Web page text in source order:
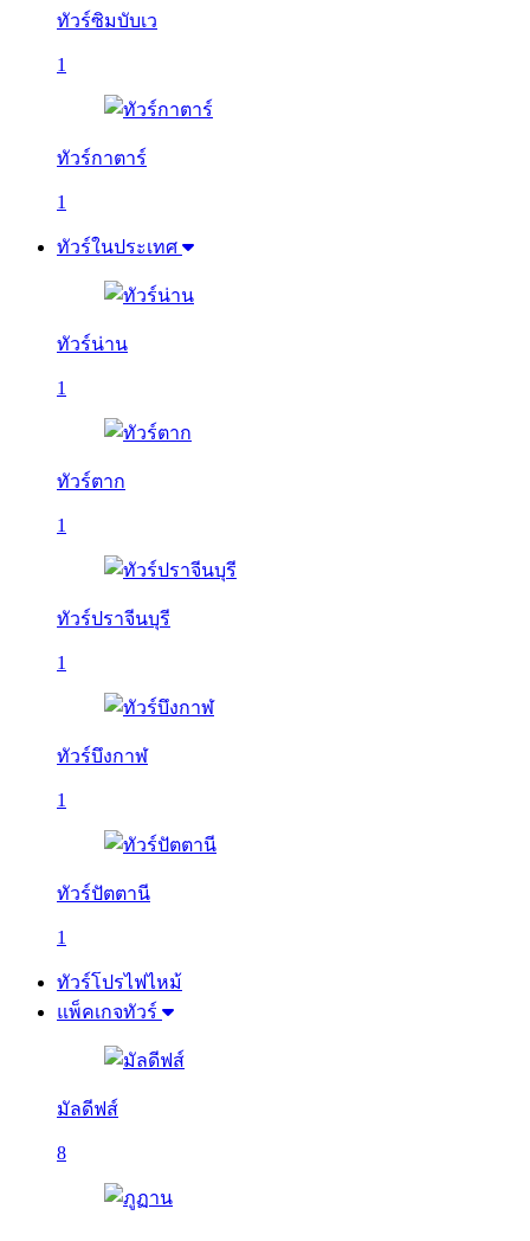
ทัวร์ซิมบับเว
1
ทัวร์กาตาร์
1
ทัวร์ในประเทศ
ทัวร์น่าน
1
ทัวร์ตาก
1
ทัวร์ปราจีนบุรี
1
ทัวร์บึงกาฬ
1
ทัวร์ปัตตานี
1
ทัวร์โปรไฟไหม้
แพ็คเกจทัวร์
มัลดีฟส์
8